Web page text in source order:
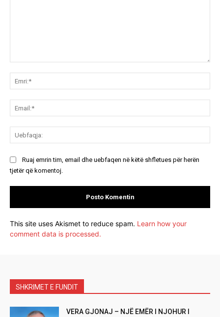
Ruaj emrin tim, email dhe uebfaqen në këtë shfletues për herën
tjetër që komentoj.
This site uses Akismet to reduce spam. Learn how your
comment data is processed.
SHKRIMET E FUNDIT
VERA GJONAJ – NJË EMËR I NJOHUR I